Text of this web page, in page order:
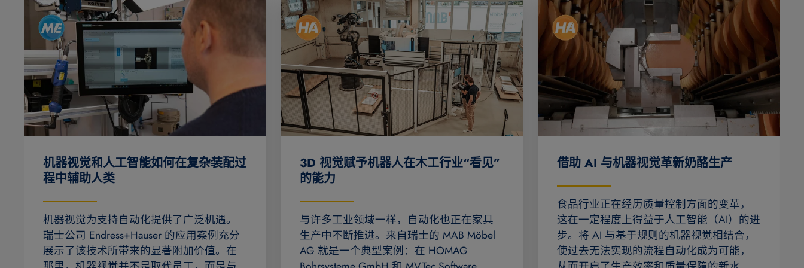
机器视觉和人工智能如何在复杂装配过
程中辅助人类
机器视觉为支持自动化提供了广泛机遇。
瑞士公司 Endress+Hauser 的应用案例充分
展示了该技术所带来的显著附加价值。在
3D 视觉赋予机器人在木工行业“看见”
的能力
与许多工业领域一样，自动化也正在家具
生产中不断推进。来自瑞士的 MAB Möbel
AG 就是一个典型案例：在 HOMAG
借助 AI 与机器视觉革新奶酪生产
食品行业正在经历质量控制方面的变革，
这在一定程度上得益于人工智能（AI）的进
步。将 AI 与基于规则的机器视觉相结合，
使过去无法实现的流程自动化成为可能，